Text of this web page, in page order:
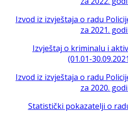
Izvod iz izvještaja o radu
za 2021.
Izvještaj o kriminalu i
(01.01-
Izvod iz izvještaja o radu
za 2020.
Statistički pokazatelji o